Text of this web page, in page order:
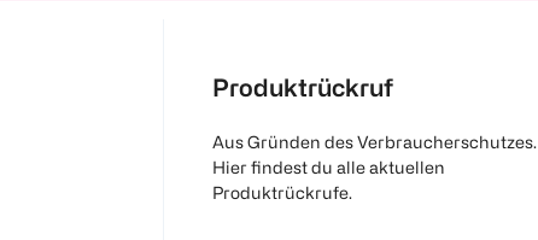
Produktrückruf
Aus Gründen des Verbraucherschutzes.
Hier findest du alle aktuellen
Produktrückrufe.